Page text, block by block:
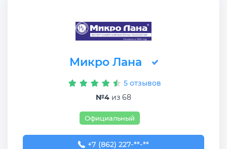
Микро Лана
5 отзывов
№4 из 68
Официальный
+7 (862) 227-00-26
+7 (862) 227-**-**